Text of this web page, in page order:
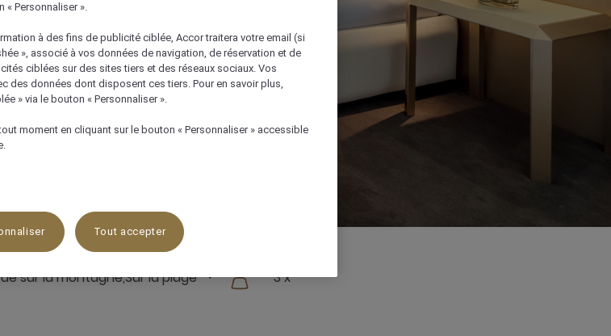
sur la montagne,Sur la plage 3 x
« Personnaliser ».
à des fins de publicité ciblée, Accor traitera votre email (si
», associé à vos données de navigation, de réservation et de
ciblées sur des sites tiers et des réseaux sociaux. Vos
des données dont disposent ces tiers. Pour en savoir plus,
» via le bouton « Personnaliser ».
moment en cliquant sur le bouton « Personnaliser » accessible
Tout accepter